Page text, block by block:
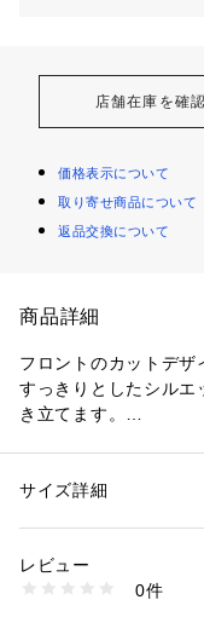
店舗在庫を確認
価格表示について
取り寄せ商品について
返品交換について
商品詳細
フロントのカットデザ
すっきりとしたシルエ
き立てます。
ポイントになる一足で
ンのモニター環境など
性別：レディース
素材：甲材  合成皮革  底
商品番号：
2802041-22-12 （ショッ
サイズ詳細
レビュー
0件